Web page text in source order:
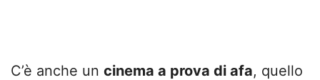
C’è anche un cinema a prova di afa, quello